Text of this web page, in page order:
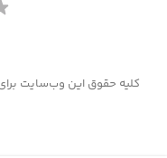
کلیه حقوق این وب‌سایت